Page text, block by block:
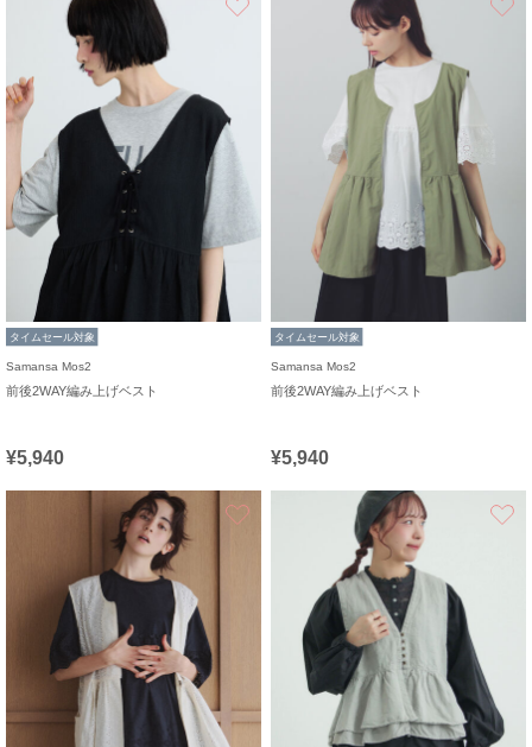
タイムセール対象
Samansa Mos2
前後2WAY編み上げベスト
¥5,940
タイムセール対象
Samansa Mos2
前後2WAY編み上げベスト
¥5,940